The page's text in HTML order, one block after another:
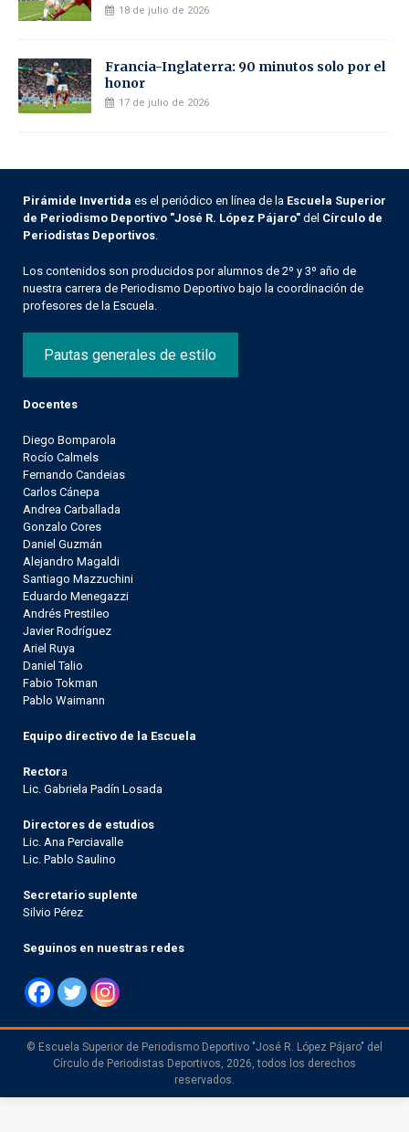
18 de julio de 2026
Francia-Inglaterra: 90 minutos solo por el
honor
17 de julio de 2026
Pirámide Invertida es el periódico en línea de la Escuela Superior
de Periodismo Deportivo "José R. López Pájaro" del Círculo de
Periodistas Deportivos
Los contenidos son producidos por alumnos de 2º y 3º año de
nuestra carrera de Periodismo Deportivo bajo la coordinación de
profesores de la Escuela.
Pautas generales de estilo
Docentes
Diego Bomparola
Rocío Calmels
Fernando Candeias
Carlos Cánepa
Andrea Carballada
Gonzalo Cores
Daniel Guzmán
Alejandro Magaldi
Santiago Mazzuchini
Eduardo Menegazzi
Andrés Prestileo
Javier Rodríguez
Ariel Ruya
Daniel Talio
Fabio Tokman
Pablo Waimann
Equipo directivo de la Escuela
Rectora
Lic. Gabriela Padín Losada
Directores de estudios
Lic. Ana Perciavalle
Lic. Pablo Saulino
Secretario suplente
Silvio Pérez
Seguinos en nuestras redes
© Escuela Superior de Periodismo Deportivo "José R. López Pájaro" del
Círculo de Periodistas Deportivos, 2026, todos los derechos
reservados.